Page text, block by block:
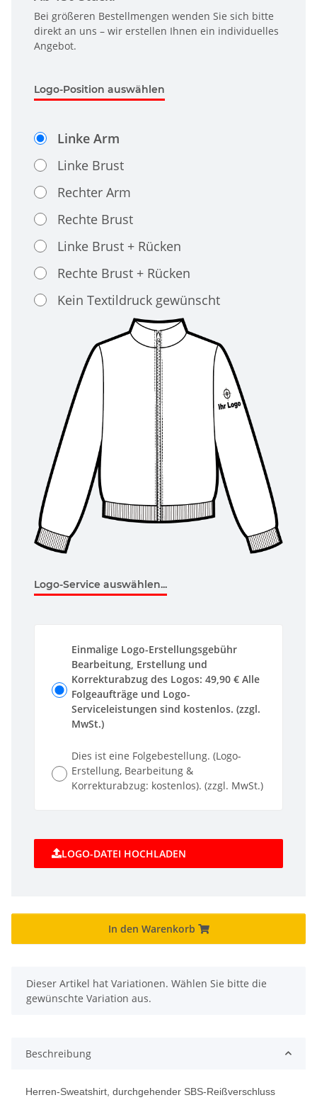
Bei größeren Bestellmengen wenden Sie sich bitte
direkt an uns – wir erstellen Ihnen ein individuelles
Angebot.
Logo-Position auswählen
Linke Arm
Linke Brust
Rechter Arm
Rechte Brust
Linke Brust + Rücken
Rechte Brust + Rücken
Kein Textildruck gewünscht
Logo-Service auswählen...
Einmalige Logo-Erstellungsgebühr
Bearbeitung, Erstellung und
Korrekturabzug des Logos: 49,90 € Alle
Folgeaufträge und Logo-
Serviceleistungen sind kostenlos. (zzgl.
MwSt.)
Dies ist eine Folgebestellung. (Logo-
Erstellung, Bearbeitung &
Korrekturabzug: kostenlos). (zzgl. MwSt.)
LOGO-DATEI HOCHLADEN
In den Warenkorb
x
Dieser Artikel hat Variationen. Wählen Sie bitte die
gewünschte Variation aus.
Beschreibung
Herren-Sweatshirt, durchgehender SBS-Reißverschluss